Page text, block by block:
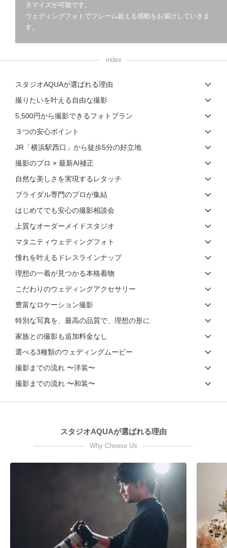
タマイズが可能です。
ウェディングフォトでフレーム超える感動をお届けしていきま
す。
index
スタジオAQUAが選ばれる理由
撮りたいを叶える自由な撮影
5,500円から撮影できるフォトプラン
３つの安心ポイント
JR「横浜駅西口」から徒歩5分の好立地
撮影のプロ × 最新AI補正
自然な美しさを実現するレタッチ
ブライダル専門のプロが集結
はじめてでも安心の撮影相談会
上質なオーダーメイドスタジオ
マタニティウェディングフォト
憧れを叶えるドレスラインナップ
理想の一着が見つかる本格着物
こだわりのウェディングアクセサリー
豊富なロケーション撮影
特別な写真を、最高の品質で、理想の形に
家族との撮影も追加料金なし
選べる3種類のウェディングムービー
撮影までの流れ 〜洋装〜
撮影までの流れ 〜和装〜
スタジオAQUAが選ばれる理由
Why Choose Us